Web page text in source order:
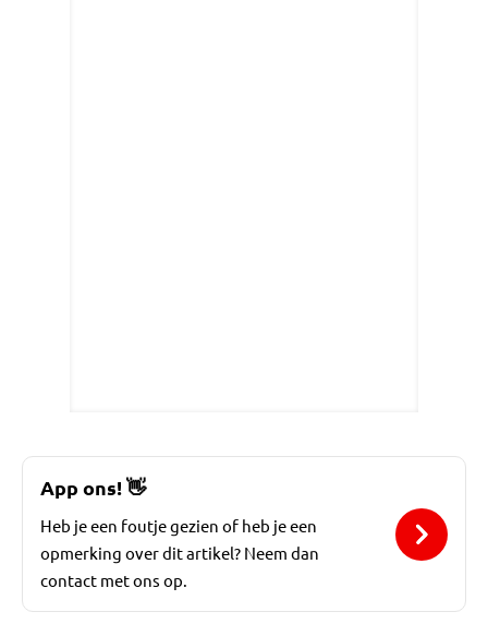
App ons!👋
Heb je een foutje gezien of heb je een
opmerking over dit artikel? Neem dan
contact met ons op.